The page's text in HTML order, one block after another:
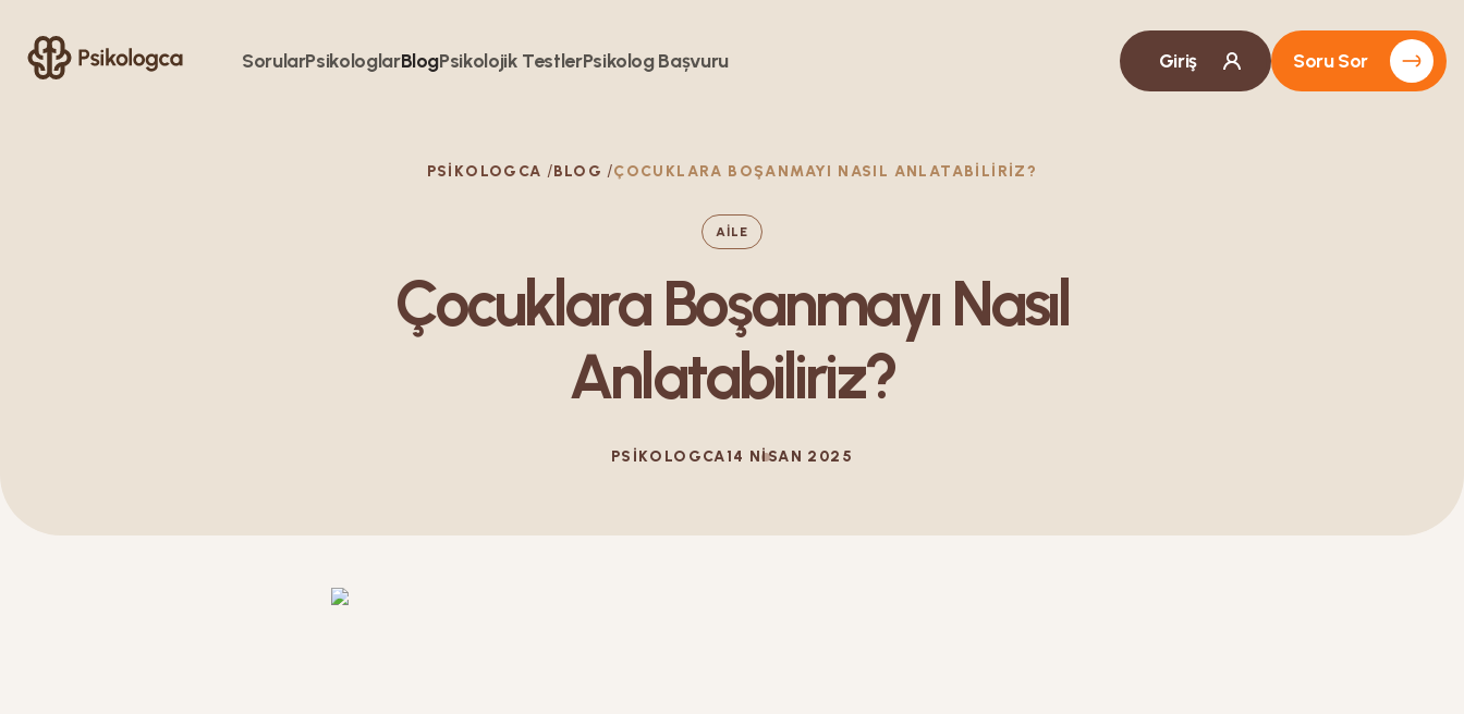
SorularPsikologlarBlogPsikolojik TestlerPsikolog Bașvuru Giriş Soru Sor
PSIKOLOGCA BLOG ÇOCUKLARA BOŞANMAYI NASIL ANLATABILIRIZ?
AILE
Çocuklara Boşanmayı Nasıl
Anlatabiliriz?
PSIKOLOGCA14 NISAN 2025